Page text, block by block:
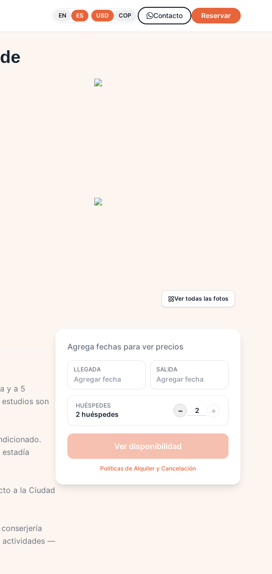
EN ES USD COP Contacto Reservar
Ver todas las fotos
y a 5
son
a la Ciudad
actividades —
Agrega fechas para ver precios
LLEGADA
Agregar fecha
SALIDA
Agregar fecha
HUÉSPEDES
2 huéspedes − +
Ver disponibilidad
Políticas de Alquiler y Cancelación